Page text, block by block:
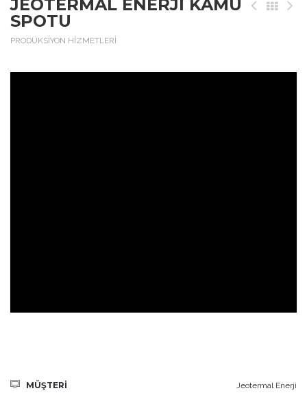
JEOTERMAL ENERJI KAMU
SPOTU
PRODÜKSİYON HİZMETLERİ
MÜŞTERİ Jeotermal Enerji